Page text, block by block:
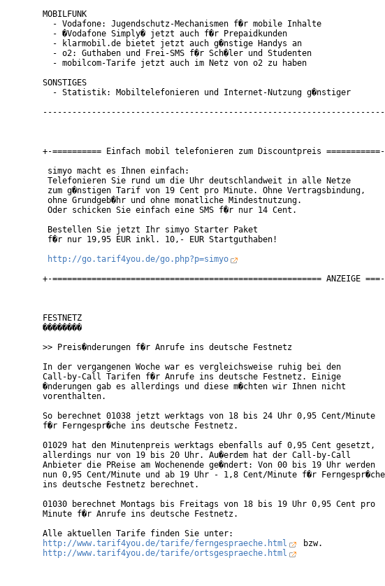
MOBILFUNK
  - Vodafone: Jugendschutz-Mechanismen f�r mobile Inhalte
  - �Vodafone Simply� jetzt auch f�r Prepaidkunden
  - klarmobil.de bietet jetzt auch g�nstige Handys an
  - o2: Guthaben und Frei-SMS f�r Sch�ler und Studenten
  - mobilcom-Tarife jetzt auch im Netz von o2 zu haben
SONSTIGES
  - Statistik: Mobiltelefonieren und Internet-Nutzung g�nstiger
+-========== Einfach mobil telefonieren zum Discountpreis
simyo macht es Ihnen einfach:
Telefonieren Sie rund um die Uhr deutschlandweit in alle Netze
zum g�nstigen Tarif von 19 Cent pro Minute. Ohne Vertragsbindung,
ohne Grundgeb�hr und ohne monatliche Mindestnutzung.
Oder schicken Sie einfach eine SMS f�r nur 14 Cent.
Bestellen Sie jetzt Ihr simyo Starter Paket
f�r nur 19,95 EUR inkl. 10,- EUR Startguthaben!
http://go.tarif4you.de/go.php?p=simyo
+-======================================================= ANZEIGE
FESTNETZ
��������
>> Preis�nderungen f�r Anrufe ins deutsche Festnetz
In der vergangenen Woche war es vergleichsweise ruhig bei den
Call-by-Call Tarifen f�r Anrufe ins deutsche Festnetz. Einige
�nderungen gab es allerdings und diese m�chten wir Ihnen nicht
vorenthalten.
So berechnet 01038 jetzt werktags von 18 bis 24 Uhr 0,95 Cent/Minute
f�r Ferngespr�che ins deutsche Festnetz.
01029 hat den Minutenpreis werktags ebenfalls auf 0,95 Cent gesetzt,
allerdings nur von 19 bis 20 Uhr. Au�erdem hat der Call-by-Call
Anbieter die PReise am Wochenende ge�ndert: Von 00 bis 19 Uhr werden
nun 0,95 Cent/Minute und ab 19 Uhr - 1,8 Cent/Minute f�r Ferngespr�che
ins deutsche Festnetz berechnet.
01030 berechnet Montags bis Freitags von 18 bis 19 Uhr 0,95 Cent pro
Minute f�r Anrufe ins deutsche Festnetz.
http://www.tarif4you.de/tarife/ferngespraeche.html
http://www.tarif4you.de/tarife/ortsgespraeche.html